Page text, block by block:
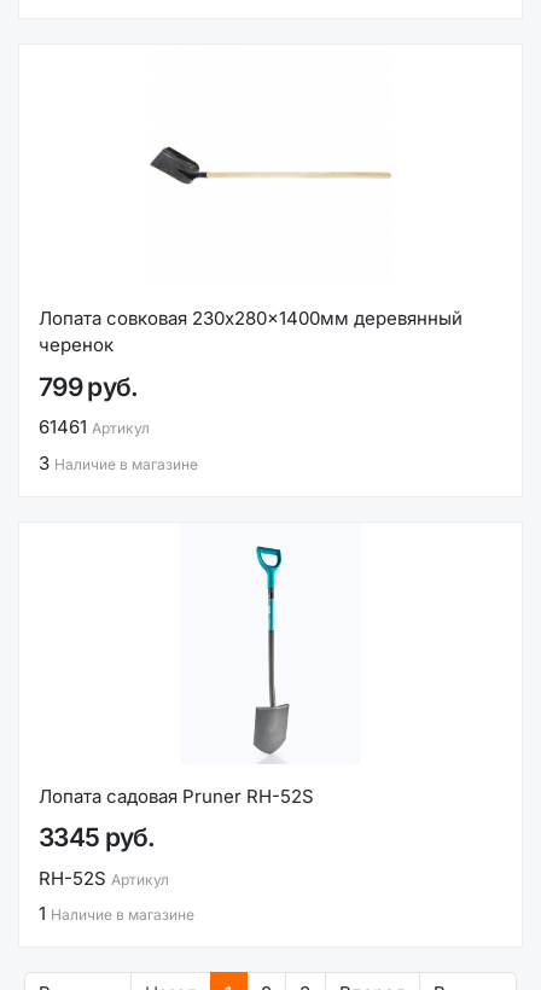
Лопата совковая 230x280x1400мм деревянный
черенок
799 руб.
61461 Артикул
3 Наличие в магазине
Лопата садовая Pruner RH-52S
3345 руб.
RH-52S Артикул
1 Наличие в магазине